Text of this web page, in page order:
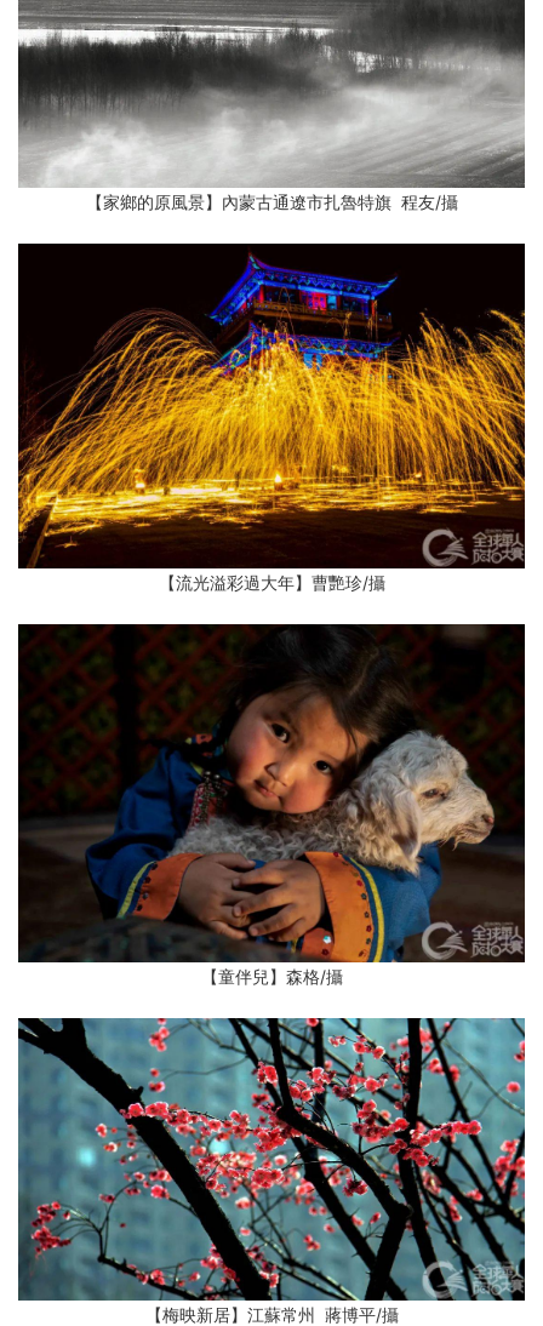
【家鄉的原風景】內蒙古通遼市扎魯特旗 程友/攝
【流光溢彩過大年】曹艷珍/攝
【童伴兒】森格/攝
【梅映新居】江蘇常州 蔣博平/攝